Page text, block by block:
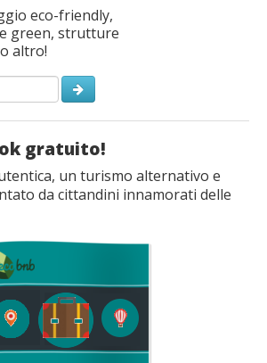
eco-friendly,
green, strutture
altro!
gratuito!
un turismo alternativo e
da cittandini innamorati delle